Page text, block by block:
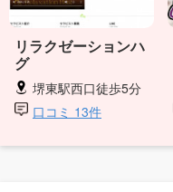
リラクゼーションハ
グ
堺東駅西口徒歩5分
口コミ 13件